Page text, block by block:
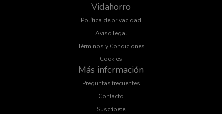
Vidahorro
Política de privacidad
Aviso legal
Términos y Condiciones
Cookies
Más información
Preguntas frecuentes
Contacto
Suscríbete